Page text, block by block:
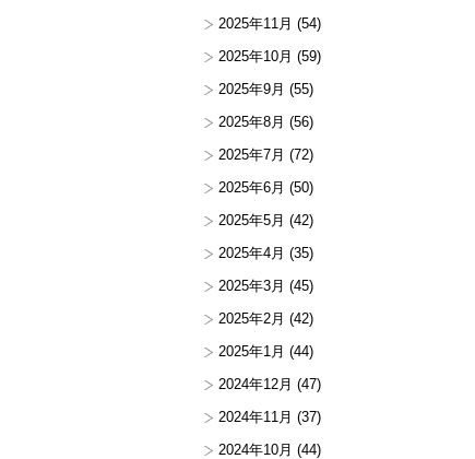
2025年11月 (54)
2025年10月 (59)
2025年9月 (55)
2025年8月 (56)
2025年7月 (72)
2025年6月 (50)
2025年5月 (42)
2025年4月 (35)
2025年3月 (45)
2025年2月 (42)
2025年1月 (44)
2024年12月 (47)
2024年11月 (37)
2024年10月 (44)